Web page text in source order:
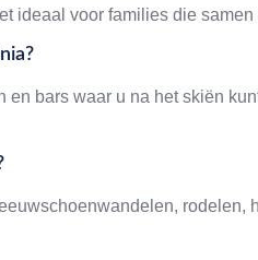
ideaal voor families die
en bars waar u na het skiën
rodelen,